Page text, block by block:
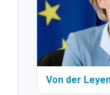
Von der